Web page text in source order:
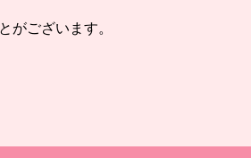
がございます。